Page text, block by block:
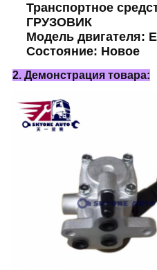
Транспортное
ГРУЗОВИК
Модель двигателя:
Состояние: Новое
2. Демонстрация товара: